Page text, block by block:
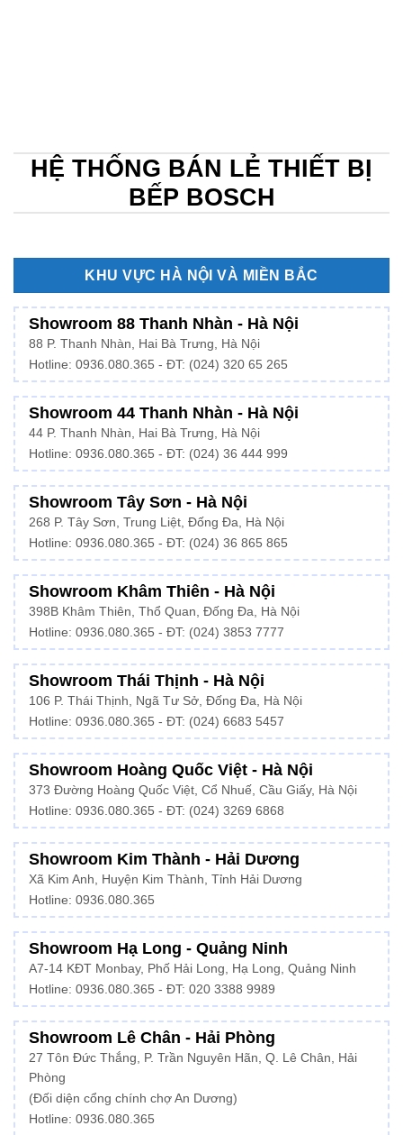
HỆ THỐNG BÁN LẺ THIẾT BỊ
BẾP BOSCH
KHU VỰC HÀ NỘI VÀ MIỀN BẮC
Showroom 88 Thanh Nhàn - Hà Nội
88 P. Thanh Nhàn, Hai Bà Trưng, Hà Nội
Hotline: 0936.080.365 - ĐT: (024) 320 65 265
Showroom 44 Thanh Nhàn - Hà Nội
44 P. Thanh Nhàn, Hai Bà Trưng, Hà Nội
Hotline: 0936.080.365 - ĐT: (024) 36 444 999
Showroom Tây Sơn - Hà Nội
268 P. Tây Sơn, Trung Liệt, Đống Đa, Hà Nội
Hotline: 0936.080.365 - ĐT: (024) 36 865 865
Showroom Khâm Thiên - Hà Nội
398B Khâm Thiên, Thổ Quan, Đống Đa, Hà Nội
Hotline: 0936.080.365 - ĐT: (024) 3853 7777
Showroom Thái Thịnh - Hà Nội
106 P. Thái Thịnh, Ngã Tư Sở, Đống Đa, Hà Nội
Hotline: 0936.080.365 - ĐT: (024) 6683 5457
Showroom Hoàng Quốc Việt - Hà Nội
373 Đường Hoàng Quốc Việt, Cổ Nhuế, Cầu Giấy, Hà Nội
Hotline: 0936.080.365 - ĐT: (024) 3269 6868
Showroom Kim Thành - Hải Dương
Xã Kim Anh, Huyện Kim Thành, Tỉnh Hải Dương
Hotline: 0936.080.365
Showroom Hạ Long - Quảng Ninh
A7-14 KĐT Monbay, Phố Hải Long, Hạ Long, Quảng Ninh
Hotline: 0936.080.365 - ĐT: 020 3388 9989
Showroom Lê Chân - Hải Phòng
27 Tôn Đức Thắng, P. Trần Nguyên Hãn, Q. Lê Chân, Hải
Phòng
(Đối diện cổng chính chợ An Dương)
Hotline: 0936.080.365